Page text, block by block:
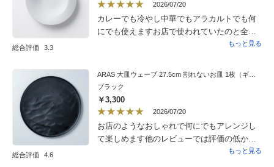
総合評価 3.3
2026/07/20
カレーでも冷やし中華でもアラカルトでも何
にでも使えますお店で使われていたのと全く
同じでしたのでアッ一緒だと思いましたもっと見る
総合評価 4.6
ARAS 大皿ウェーブ 27.5cm 割れないお皿 1枚（ギフト箱なし）
ブラック
￥3,300
2026/07/20
お店のようなおしゃれで何にでもアレンジし
て楽しめます他のレビューでは評価の低かっ
たので不安でしたが私的には満足してます人
もっと見る